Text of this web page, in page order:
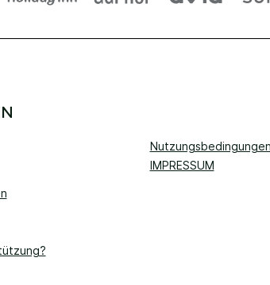
Nutzungsbedingungen
IMPRESSUM